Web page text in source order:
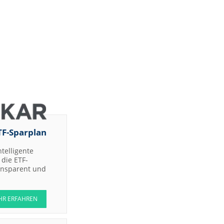
Sparplan
ETF-
und
ERFAHREN